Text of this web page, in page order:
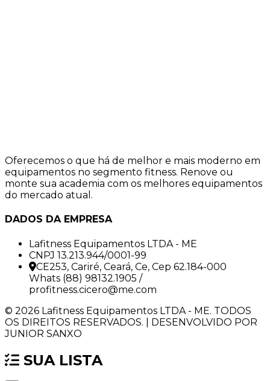
Oferecemos o que há de melhor e mais moderno em
equipamentos no segmento fitness. Renove ou
monte sua academia com os melhores equipamentos
do mercado atual.
DADOS DA EMPRESA
Lafitness Equipamentos LTDA - ME
CNPJ 13.213.944/0001-99
CE253, Cariré, Ceará, Ce, Cep 62.184-000
Whats (88) 98132.1905 /
profitness.cicero@me.com
© 2026 Lafitness Equipamentos LTDA - ME. TODOS
OS DIREITOS RESERVADOS. | DESENVOLVIDO POR
JUNIOR SANXO
SUA LISTA